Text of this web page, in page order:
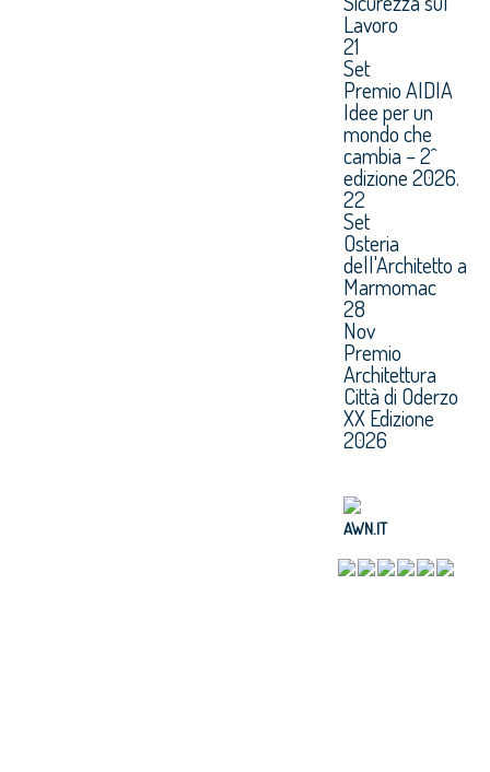
Lavoro
21
Set
Premio AIDIA
Idee per un
mondo che
cambia – 2^
edizione 2026.
22
Set
Osteria
dell'Architetto a
Marmomac
28
Nov
Premio
Architettura
Città di Oderzo
XX Edizione
2026
AWN.IT